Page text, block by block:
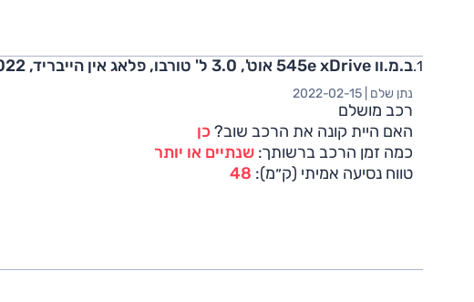
ב.מ.וו 545e xDrive אוט', 3.0 ל' טורבו, פלאג אין הייבריד, M-Superior, 4x4 2022
נתן שלם | 2022-02-15
רכב מושלם
האם היית קונה את הרכב שוב? כן
כמה זמן הרכב ברשותך: שנתיים או יותר
טווח נסיעה אמיתי (ק״מ): 48